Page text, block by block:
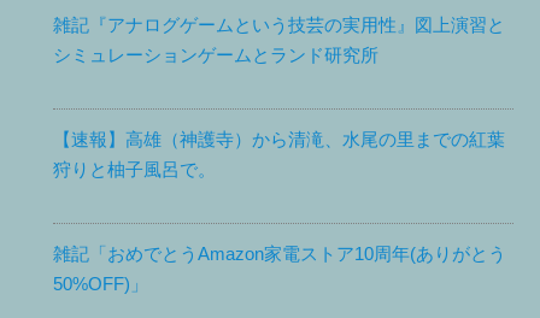
雑記『アナログゲームという技芸の実用性』図上演習と
シミュレーションゲームとランド研究所
【速報】高雄（神護寺）から清滝、水尾の里までの紅葉
狩りと柚子風呂で。
雑記「おめでとうAmazon家電ストア10周年(ありがとう
50%OFF)」